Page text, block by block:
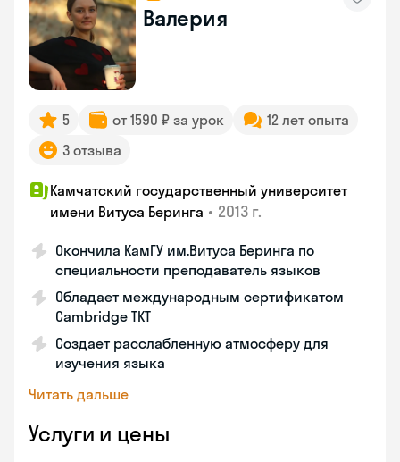
Валерия
5 от 1590 ₽ за урок
12 лет опыта
3 отзыва
Камчатский государственный университет
имени Витуса Беринга • 2013 г.
Окончила КамГУ им.Витуса Беринга по
специальности преподаватель языков
Обладает международным сертификатом
Cambridge TKT
Создает расслабленную атмосферу для
изучения языка
Читать дальше
Услуги и цены